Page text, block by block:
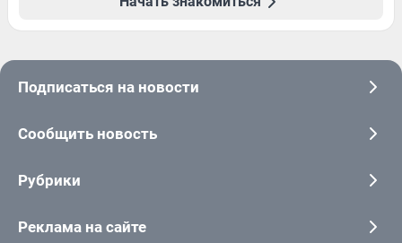
Подписаться на новости
Сообщить новость
Рубрики
Реклама на сайте